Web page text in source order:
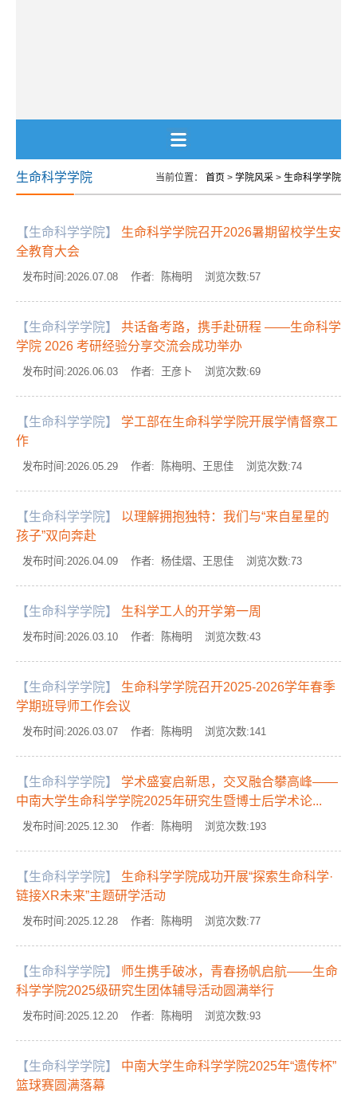
生命科学学院 当前位置： 首页 > 学院风采 > 生命科学学院
【生命科学学院】
生命科学学院召开2026暑期留校学生安
全教育大会
发布时间:2026.07.08 作者: 陈梅明 浏览次数:57
【生命科学学院】
共话备考路，携手赴研程 ——生命科学
学院 2026 考研经验分享交流会成功举办
发布时间:2026.06.03 作者: 王彦卜 浏览次数:69
【生命科学学院】
学工部在生命科学学院开展学情督察工
作
发布时间:2026.05.29 作者: 陈梅明、王思佳 浏览次数:74
【生命科学学院】
以理解拥抱独特：我们与“来自星星的
孩子”双向奔赴
发布时间:2026.04.09 作者: 杨佳熠、王思佳 浏览次数:73
【生命科学学院】 生科学工人的开学第一周
发布时间:2026.03.10 作者: 陈梅明 浏览次数:43
【生命科学学院】
生命科学学院召开2025-2026学年春季
学期班导师工作会议
发布时间:2026.03.07 作者: 陈梅明 浏览次数:141
【生命科学学院】
学术盛宴启新思，交叉融合攀高峰——
中南大学生命科学学院2025年研究生暨博士后学术论...
发布时间:2025.12.30 作者: 陈梅明 浏览次数:193
【生命科学学院】
生命科学学院成功开展“探索生命科学·
链接XR未来”主题研学活动
发布时间:2025.12.28 作者: 陈梅明 浏览次数:77
【生命科学学院】
师生携手破冰，青春扬帆启航——生命
科学学院2025级研究生团体辅导活动圆满举行
发布时间:2025.12.20 作者: 陈梅明 浏览次数:93
【生命科学学院】
中南大学生命科学学院2025年“遗传杯”
篮球赛圆满落幕